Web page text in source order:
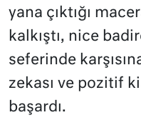
yana çıktığı
kalkıştı, nice
seferinde
zekası ve pozitif
başardı.